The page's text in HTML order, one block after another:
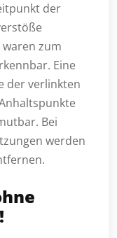
der
zum
Eine
der verlinkten
Bei
werden